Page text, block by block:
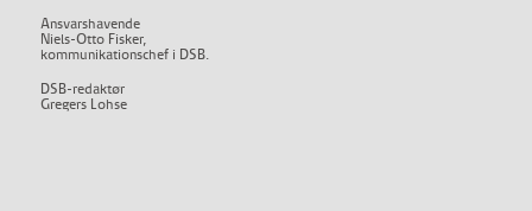
Ansvarshavende
Niels-Otto Fisker,
kommunikationschef i DSB.
DSB-redaktør
Gregers Lohse